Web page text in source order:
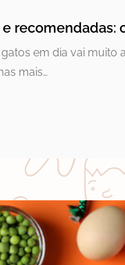
recomendadas:
em dia vai
mais…